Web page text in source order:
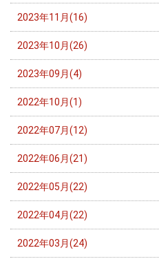
2023年11月(16)
2023年10月(26)
2023年09月(4)
2022年10月(1)
2022年07月(12)
2022年06月(21)
2022年05月(22)
2022年04月(22)
2022年03月(24)